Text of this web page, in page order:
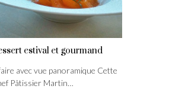
estival et gourmand
avec vue panoramique Cette
Pâtissier Martin…